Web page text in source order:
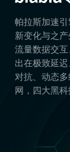
帕拉斯加速
新变化与之
流量数据交
出在极致延
对抗、动态
网，四大黑科